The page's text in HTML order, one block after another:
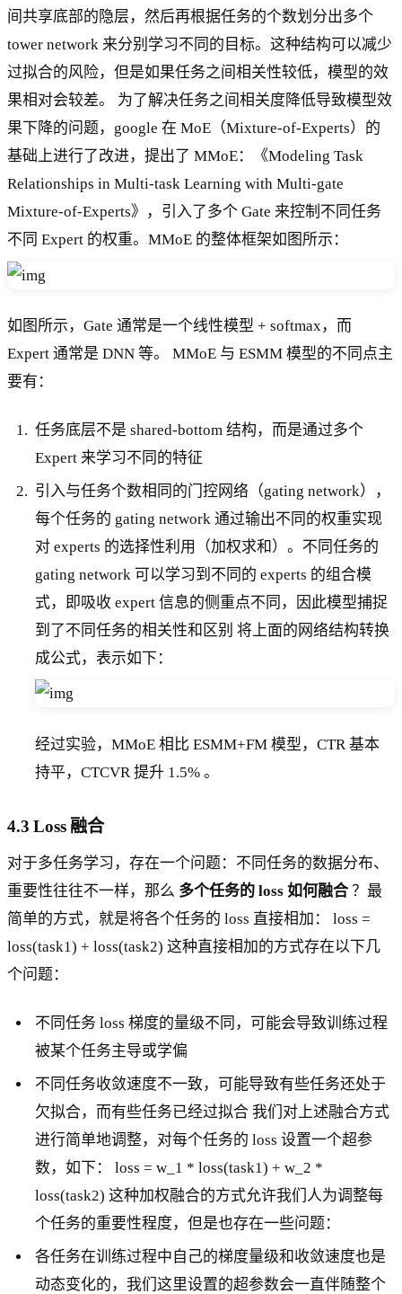
间共享底部的隐层，然后再根据任务的个数划分出多个
tower network 来分别学习不同的目标。这种结构可以减少
过拟合的风险，但是如果任务之间相关性较低，模型的效
果相对会较差。 为了解决任务之间相关度降低导致模型效
果下降的问题，google 在 MoE（Mixture-of-Experts）的
基础上进行了改进，提出了 MMoE：《Modeling Task
Relationships in Multi-task Learning with Multi-gate
Mixture-of-Experts》，引入了多个 Gate 来控制不同任务
不同 Expert 的权重。MMoE 的整体框架如图所示：
如图所示，Gate 通常是一个线性模型 + softmax，而
Expert 通常是 DNN 等。 MMoE 与 ESMM 模型的不同点主
要有：
任务底层不是 shared-bottom 结构，而是通过多个
Expert 来学习不同的特征
引入与任务个数相同的门控网络（gating network），
每个任务的 gating network 通过输出不同的权重实现
对 experts 的选择性利用（加权求和）。不同任务的
gating network 可以学习到不同的 experts 的组合模
式，即吸收 expert 信息的侧重点不同，因此模型捕捉
到了不同任务的相关性和区别 将上面的网络结构转换
成公式，表示如下：
经过实验，MMoE 相比 ESMM+FM 模型，CTR 基本
持平，CTCVR 提升 1.5% 。
4.3 Loss 融合
对于多任务学习，存在一个问题：不同任务的数据分布、
重要性往往不一样，那么 多个任务的 loss 如何融合 ？最
简单的方式，就是将各个任务的 loss 直接相加： loss =
loss(task1) + loss(task2) 这种直接相加的方式存在以下几
个问题：
不同任务 loss 梯度的量级不同，可能会导致训练过程
被某个任务主导或学偏
不同任务收敛速度不一致，可能导致有些任务还处于
欠拟合，而有些任务已经过拟合 我们对上述融合方式
进行简单地调整，对每个任务的 loss 设置一个超参
数，如下： loss = w_1 * loss(task1) + w_2 *
loss(task2) 这种加权融合的方式允许我们人为调整每
个任务的重要性程度，但是也存在一些问题：
各任务在训练过程中自己的梯度量级和收敛速度也是
动态变化的，我们这里设置的超参数会一直伴随整个